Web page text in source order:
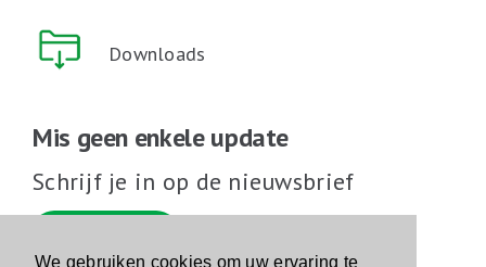
We gebruiken cookies om uw ervaring te
Downloads
Mis geen enkele update
Schrijf je in op de nieuwsbrief